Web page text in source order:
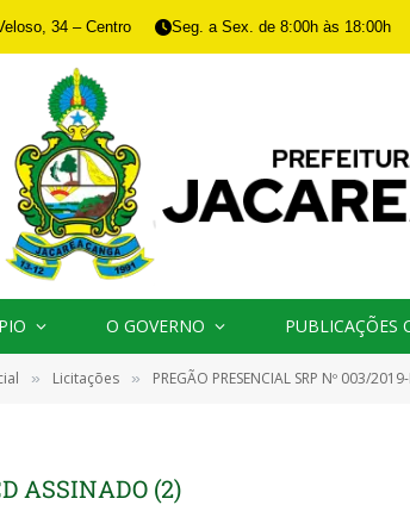
34 – Centro Seg. a Sex. de 8:00h às 18:00h
O GOVERNO PUBLICAÇÕES
» Licitações » PREGÃO PRESENCIAL SRP Nº 003/2019-PMJ (Registro de preços para
ASSINADO (2)